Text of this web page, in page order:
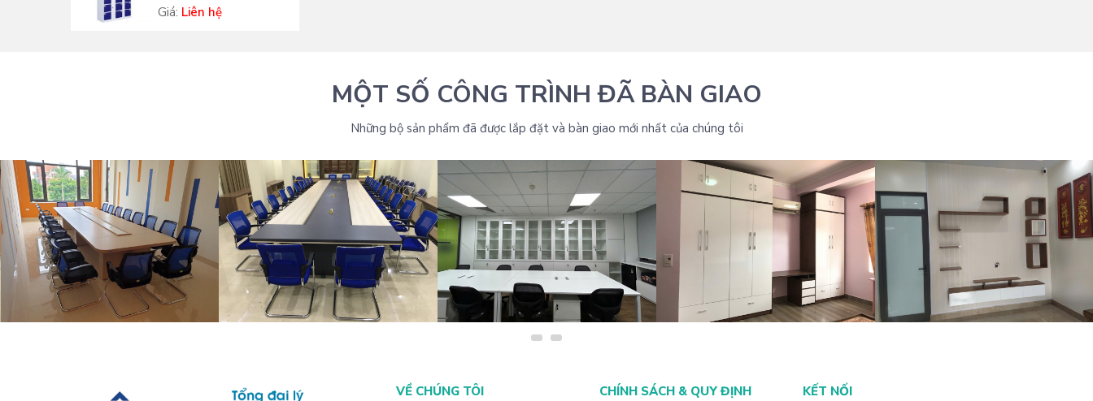
Giá: Liên hệ
MỘT SỐ CÔNG TRÌNH ĐÃ BÀN GIAO
Những bộ sản phẩm đã được lắp đặt và bàn giao mới nhất của chúng tôi
THIẾT KẾ NỘI THẤT VĂN PHÒNG
VỀ CHÚNG TÔI CHÍNH SÁCH & QUY ĐỊNH KẾT NỐI